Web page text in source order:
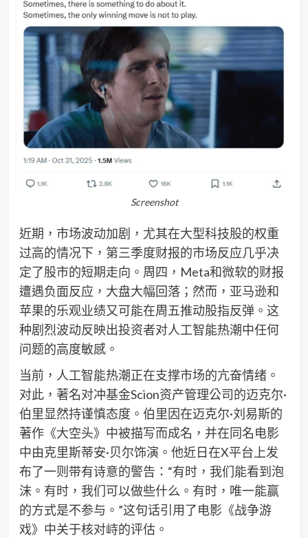
Screenshot
近期，市场波动加剧，尤其在大型科技股的权重
过高的情况下，第三季度财报的市场反应几乎决
定了股市的短期走向。周四，Meta和微软的财报
遭遇负面反应，大盘大幅回落；然而，亚马逊和
苹果的乐观业绩又可能在周五推动股指反弹。这
种剧烈波动反映出投资者对人工智能热潮中任何
问题的高度敏感。
当前，人工智能热潮正在支撑市场的亢奋情绪。
对此，著名对冲基金Scion资产管理公司的迈克尔·
伯里显然持谨慎态度。伯里因在迈克尔·刘易斯的
著作《大空头》中被描写而成名，并在同名电影
中由克里斯蒂安·贝尔饰演。他近日在X平台上发
布了一则带有诗意的警告：“有时，我们能看到泡
沫。有时，我们可以做些什么。有时，唯一能赢
的方式是不参与。”这句话引用了电影《战争游
戏》中关于核对峙的评估。